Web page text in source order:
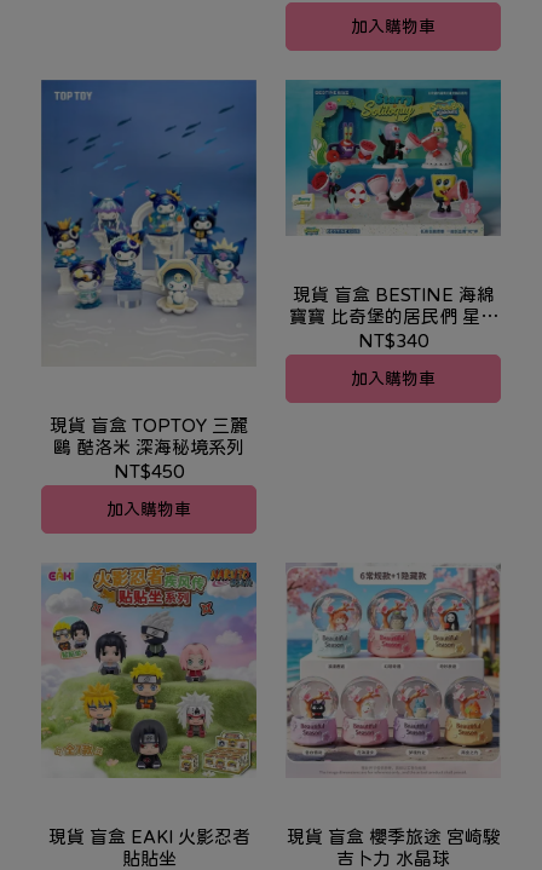
加入購物車
現貨 盲盒 TOPTOY 三麗
鷗 酷洛米 深海秘境系列
NT$450
加入購物車
現貨 盲盒 BESTINE 海綿
寶寶 比奇堡的居民們 星光
獨白系列
NT$340
加入購物車
現貨 盲盒 EAKI 火影忍者
貼貼坐
現貨 盲盒 櫻季旅途 宮崎駿
吉卜力 水晶球